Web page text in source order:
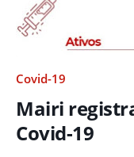
Covid-19
Mairi
Covid-19